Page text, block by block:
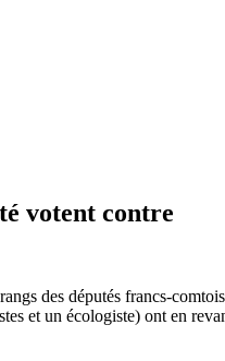
votent contre
des députés francs-
et un écologiste) ont en